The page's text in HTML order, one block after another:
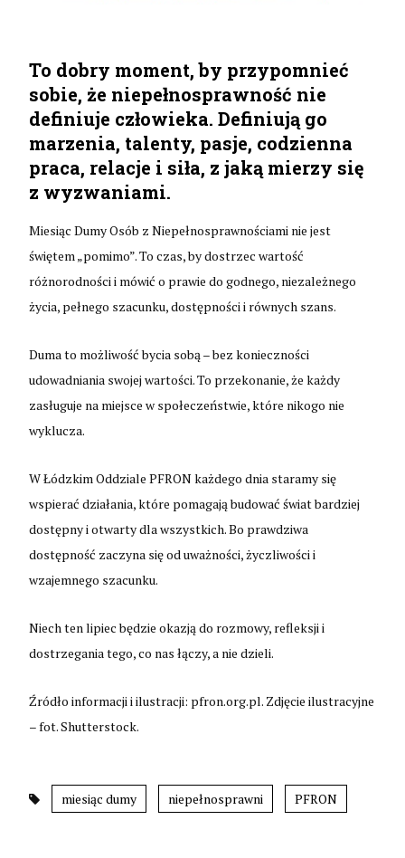
To dobry moment, by przypomnieć
sobie, że niepełnosprawność nie
definiuje człowieka. Definiują go
marzenia, talenty, pasje, codzienna
praca, relacje i siła, z jaką mierzy się
z wyzwaniami.
Miesiąc Dumy Osób z Niepełnosprawnościami nie jest
świętem „pomimo”. To czas, by dostrzec wartość
różnorodności i mówić o prawie do godnego, niezależnego
życia, pełnego szacunku, dostępności i równych szans.
Duma to możliwość bycia sobą – bez konieczności
udowadniania swojej wartości. To przekonanie, że każdy
zasługuje na miejsce w społeczeństwie, które nikogo nie
wyklucza.
W Łódzkim Oddziale PFRON każdego dnia staramy się
wspierać działania, które pomagają budować świat bardziej
dostępny i otwarty dla wszystkich. Bo prawdziwa
dostępność zaczyna się od uważności, życzliwości i
wzajemnego szacunku.
Niech ten lipiec będzie okazją do rozmowy, refleksji i
dostrzegania tego, co nas łączy, a nie dzieli.
Źródło informacji i ilustracji: pfron.org.pl. Zdjęcie ilustracyjne
– fot. Shutterstock.
miesiąc dumy niepełnosprawni PFRON